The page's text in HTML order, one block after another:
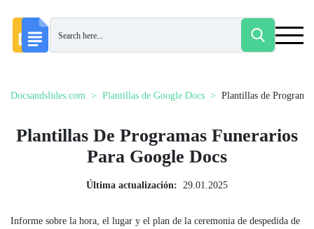
Docsandslides.com Plantillas de Google Docs Plantillas de
Plantillas De Programas Funerarios
Para Google Docs
Última actualización: 29.01.2025
Informe sobre la hora, el lugar y el plan de la ceremonia de despedida de